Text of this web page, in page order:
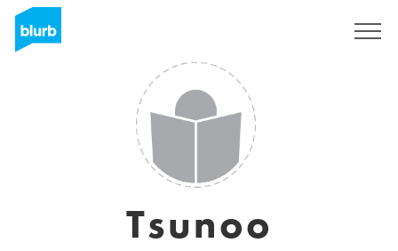
Tsunoo